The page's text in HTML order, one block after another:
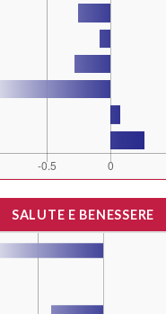
SALUTE E BENESSERE